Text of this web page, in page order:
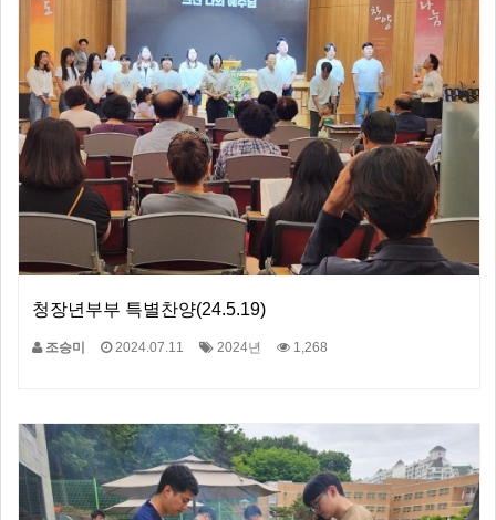
청장년부부 특별찬양(24.5.19)
조승미 2024.07.11 2024년 1,268